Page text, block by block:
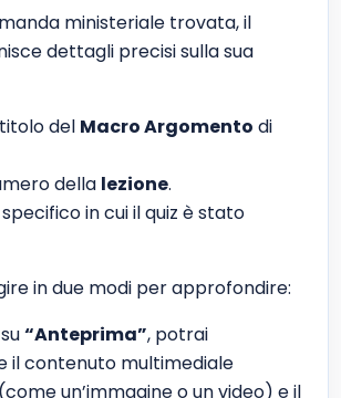
ministeriale trovata, il
dettagli precisi sulla sua
del Macro Argomento di
della lezione.
in cui il quiz è stato
in due modi per approfondire:
“Anteprima”, potrai
il contenuto multimediale
un’immagine o un video) e il